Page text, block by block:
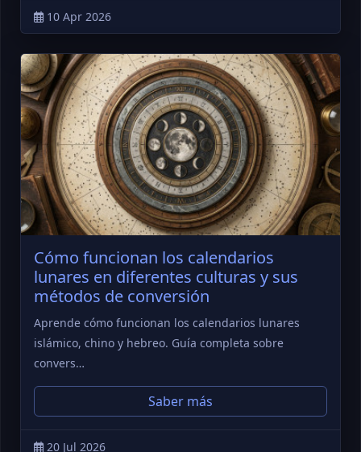
10 Apr 2026
Cómo funcionan los calendarios
lunares en diferentes culturas y sus
métodos de conversión
Aprende cómo funcionan los calendarios lunares
islámico, chino y hebreo. Guía completa sobre
convers…
Saber más
20 Jul 2026